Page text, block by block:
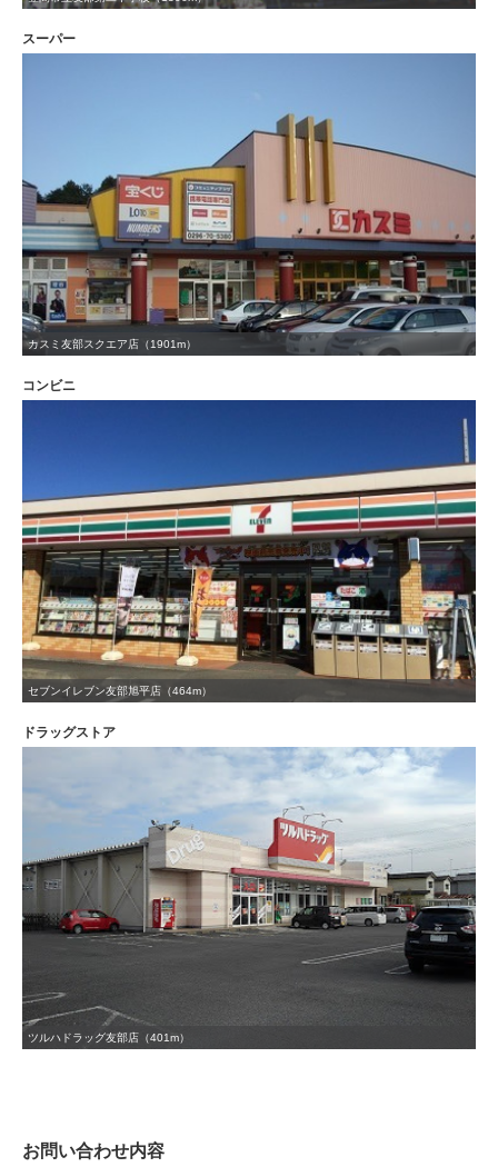
スーパー
カスミ友部スクエア店（1901m）
コンビニ
セブンイレブン友部旭平店（464m）
ドラッグストア
ツルハドラッグ友部店（401m）
お問い合わせ内容